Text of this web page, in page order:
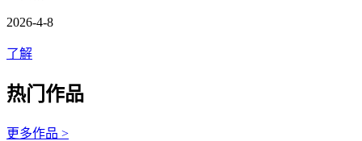
2026-4-8
了解
热门作品
更多作品 >